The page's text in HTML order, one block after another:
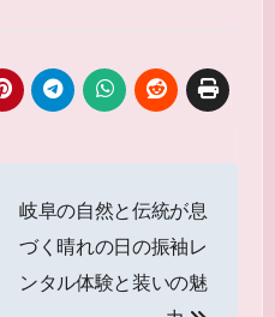
岐阜の自然と伝統が息
づく晴れの日の振袖レ
ンタル体験と装いの魅